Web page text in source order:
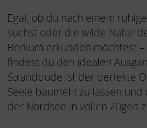
Egal, ob du nach einem
suchst oder die wilde Natur
Borkum erkunden möchtest
findest du den idealen
Strandbude ist der perfekte
Seele baumeln zu lassen und
der Nordsee in vollen Zügen